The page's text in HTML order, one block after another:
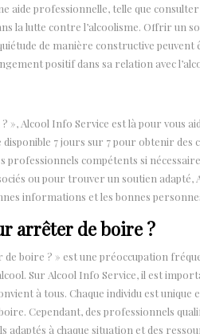
aide professionnelle, telle que
la lutte contre l’alcoolisme. Offrir un
de manière constructive peuvent
positif dans sa relation avec
», Alcool Info Service est là pour vous
7 jours sur 7 pour obtenir des
compétents si
ou pour trouver un soutien adapté,
informations et les bonnes
arrêter de boire ?
boire ? » est une préoccupation
Sur Alcool Info Service, il est
à tous. Chaque individu est unique
Cependant, des professionnels
à chaque situation et des